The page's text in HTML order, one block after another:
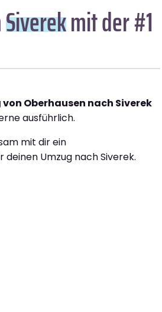
Siverekmit der #1
Oberhausen nach Siverek
ausführlich.
mit dir ein
deinen Umzug nach Siverek.